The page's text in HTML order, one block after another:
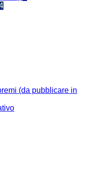
(da pubblicare in